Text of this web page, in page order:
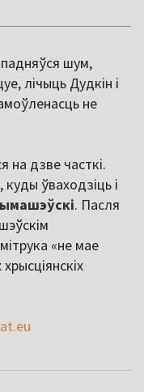
шум,
лічыць Дудкін і
не
на дзве часткі.
куды ўваходзіць і
. Пасля
«не мае